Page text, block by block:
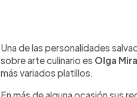
Escuchar artículo
Una de las personalidades
sobre arte culinario es Olga
más variados platillos.